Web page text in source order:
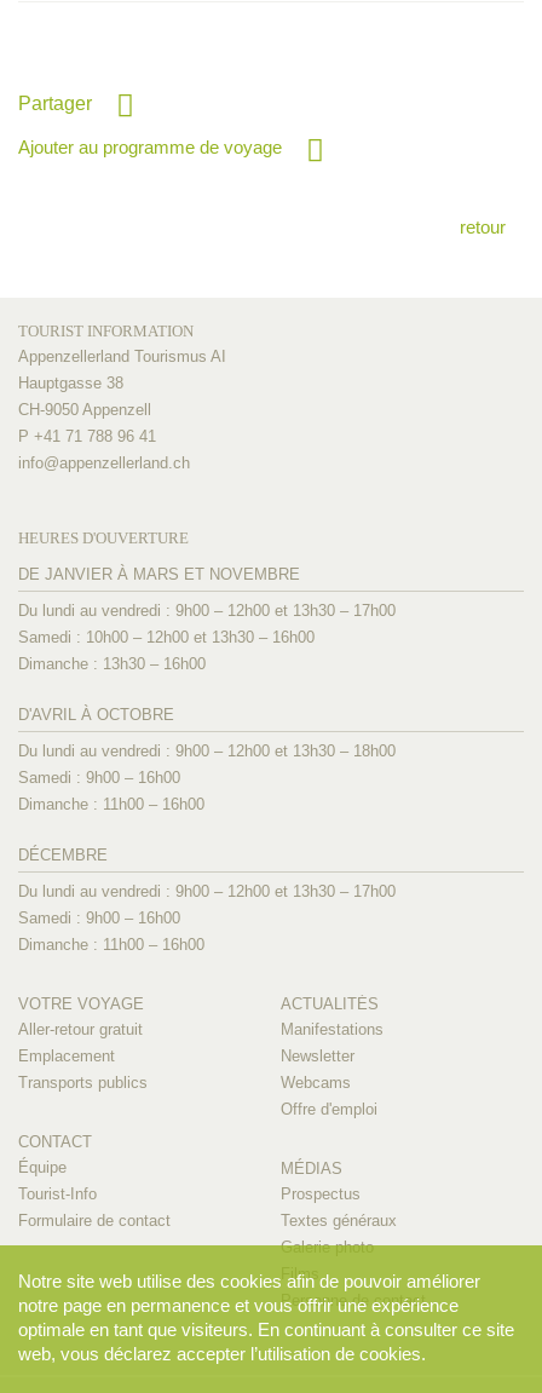
Partager
Ajouter au programme de voyage
retour
TOURIST INFORMATION
Appenzellerland Tourismus AI
Hauptgasse 38
CH-9050 Appenzell
P +41 71 788 96 41
info@appenzellerland.ch
HEURES D'OUVERTURE
DE JANVIER À MARS ET NOVEMBRE
Du lundi au vendredi : 9h00 – 12h00 et 13h30 – 17h00
Samedi : 10h00 – 12h00 et 13h30 – 16h00
Dimanche : 13h30 – 16h00
D'AVRIL À OCTOBRE
Du lundi au vendredi : 9h00 – 12h00 et 13h30 – 18h00
Samedi : 9h00 – 16h00
Dimanche : 11h00 – 16h00
DÉCEMBRE
Du lundi au vendredi : 9h00 – 12h00 et 13h30 – 17h00
Samedi : 9h00 – 16h00
Dimanche : 11h00 – 16h00
VOTRE VOYAGE
Aller-retour gratuit
Emplacement
Transports publics
CONTACT
Équipe
Tourist-Info
Formulaire de contact
ACTUALITÉS
Manifestations
Newsletter
Webcams
Offre d'emploi
MÉDIAS
Prospectus
Textes généraux
Galerie photo
Films
Personne de contact
Notre site web utilise des cookies afin de pouvoir améliorer
notre page en permanence et vous offrir une expérience
optimale en tant que visiteurs. En continuant à consulter ce site
web, vous déclarez accepter l’utilisation de cookies.